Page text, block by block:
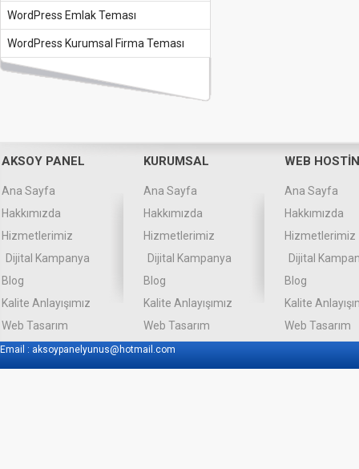
WordPress Emlak Teması
WordPress Kurumsal Firma Teması
AKSOY PANEL
Ana Sayfa
Hakkımızda
Hizmetlerimiz
Dijital Kampanya
Blog
Kalite Anlayışımız
Web Tasarım
KURUMSAL
Ana Sayfa
Hakkımızda
Hizmetlerimiz
Dijital Kampanya
Blog
Kalite Anlayışımız
Web Tasarım
WEB
Ana Sayfa
Hakkımızda
Hizmetlerimiz
Dijital
Blog
Kalite
Web Tasarım
Email : aksoypanelyunus@hotmail.com